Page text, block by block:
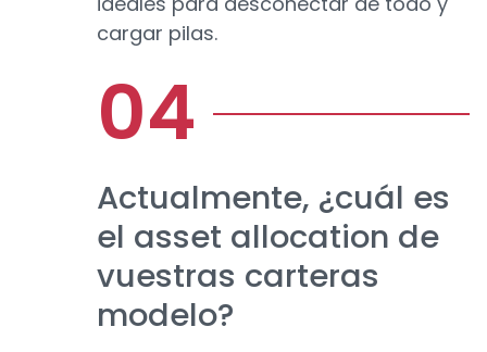
cargar pilas.
Actualmente, ¿cuál es
el asset allocation de
vuestras carteras
modelo?